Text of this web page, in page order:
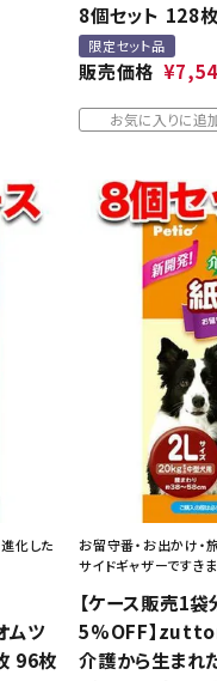
8個セット 128
限定セット品
販売価格 ¥
お気に入りに追
化した
ムツ
96枚
お留守番・お出かけ・
サイドギャザーですき
【ケース販売1
5%OFF】
介護から生ま